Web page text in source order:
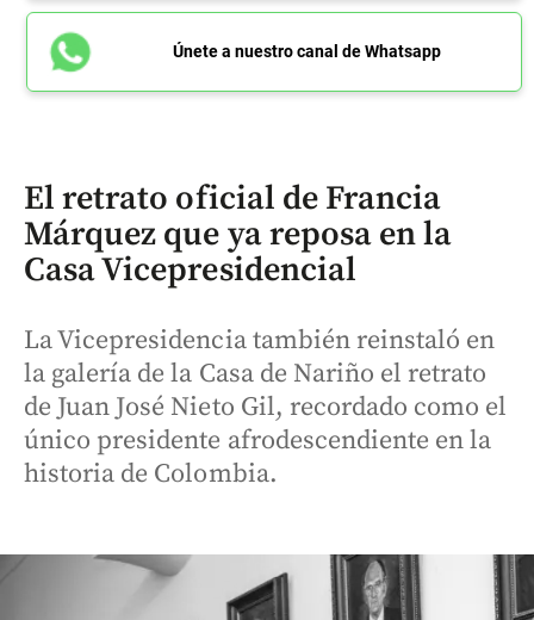
Únete a nuestro canal de Whatsapp
El retrato oficial de Francia
Márquez que ya reposa en la
Casa Vicepresidencial
La Vicepresidencia también reinstaló en
la galería de la Casa de Nariño el retrato
de Juan José Nieto Gil, recordado como el
único presidente afrodescendiente en la
historia de Colombia.